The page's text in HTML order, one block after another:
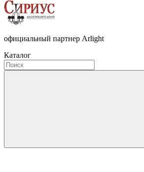
официальный партнер Arlight
Каталог